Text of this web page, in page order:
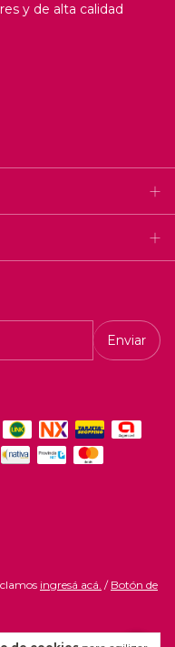
y de alta calidad
ingresá acá. / Botón de